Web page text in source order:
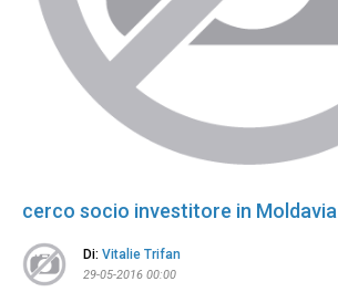
cerco socio investitore in Moldavia
Di: Vitalie Trifan
29-05-2016 00:00